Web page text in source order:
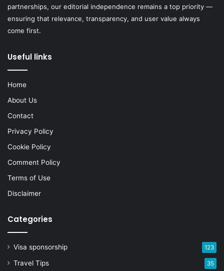
partnerships, our editorial independence remains a top priority —
ensuring that relevance, transparency, and user value always
come first.
Useful links
Home
About Us
Contact
Privacy Policy
Cookie Policy
Comment Policy
Terms of Use
Disclaimer
Categories
Visa sponsorship 123
Travel Tips 35